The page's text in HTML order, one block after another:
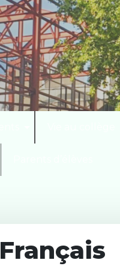
Français